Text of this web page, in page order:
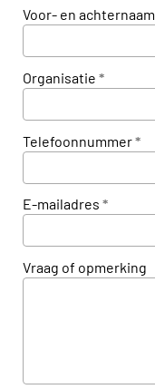
Voor- en achternaam
Organisatie *
Telefoonnummer*
E-mailadres *
Vraag of opmerking